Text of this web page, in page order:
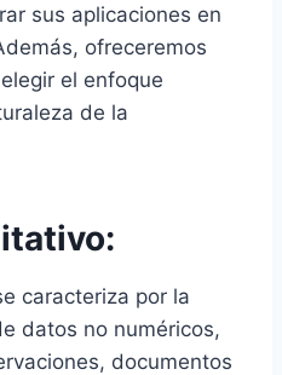
sus aplicaciones en
ofreceremos
el enfoque
de la
caracteriza por la
datos no numéricos,
documentos